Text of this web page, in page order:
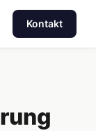
Kontakt